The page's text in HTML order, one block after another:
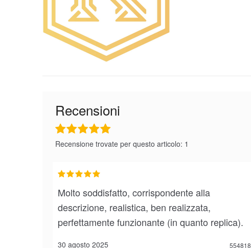
Recensioni
Recensione trovate per questo articolo: 1
30 agosto 2025 554818
Molto soddisfatto, corrispondente alla
descrizione, realistica, ben realizzata,
perfettamente funzionante (in quanto replica).